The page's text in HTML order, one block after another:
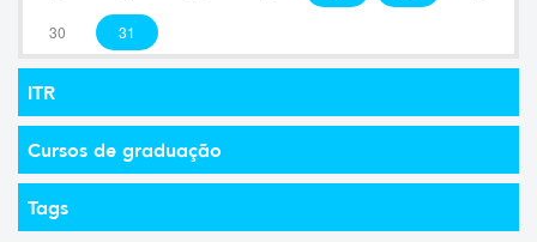
30 31
ITR
Cursos de graduação
Tags